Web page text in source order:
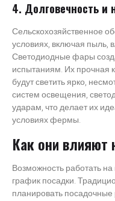
4. Долговечность и
Сельскохозяйственное
условиях, включая пыль,
Светодиодные фары
испытаниям. Их прочная
будут светить ярко,
систем освещения,
ударам, что делает их
условиях фермы.
Как они влияют
Возможность работать
график посадки.
планировать посадочные